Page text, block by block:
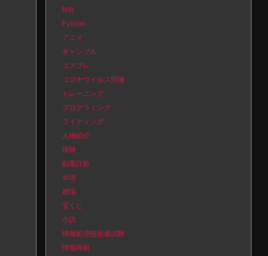
NW
Python
アニメ
ギャンブル
コスプレ
コロナウイルス関連
トレーニング
プログラミング
ライティング
人物紹介
保険
副業詐欺
卓球
婚活
宝くじ
小説
情報処理技術者試験
情報商材